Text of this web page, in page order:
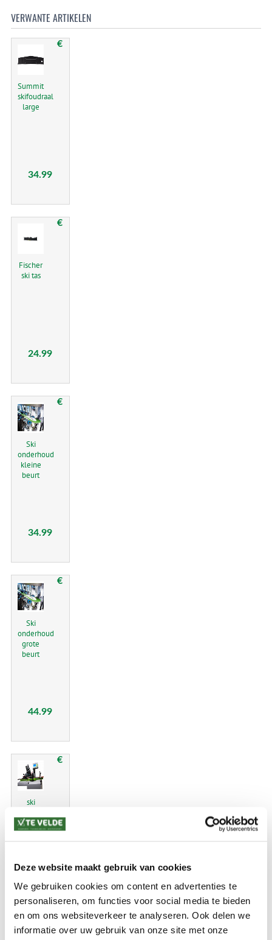
Deze website maakt gebruik van cookies
We gebruiken cookies om content en advertenties te
personaliseren, om functies voor social media te bieden
en om ons websiteverkeer te analyseren. Ook delen we
informatie over uw gebruik van onze site met onze
VERWANTE ARTIKELEN
Summit
skifoudraal
large
€
34.99
Fischer
ski tas
€
24.99
Ski
onderhoud
kleine
beurt
€
34.99
Ski
onderhoud
grote
beurt
€
44.99
ski
binding
controle
€
24.99